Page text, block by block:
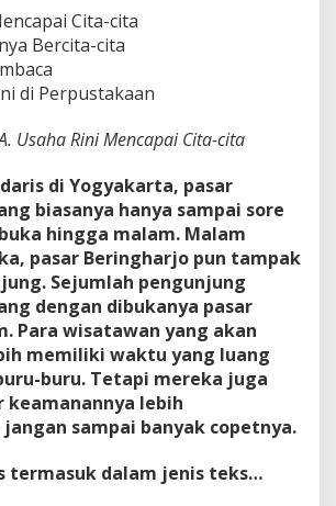
Cita-cita
Bercita-cita
di Perpustakaan
Usaha Rini Mencapai Cita-cita
di Yogyakarta, pasar
biasanya hanya sampai sore
hingga malam. Malam
pasar Beringharjo pun tampak
Sejumlah pengunjung
dengan dibukanya pasar
Para wisatawan yang akan
memiliki waktu yang luang
buru. Tetapi mereka juga
keamanannya lebih
sampai banyak copetnya.
termasuk dalam jenis teks…